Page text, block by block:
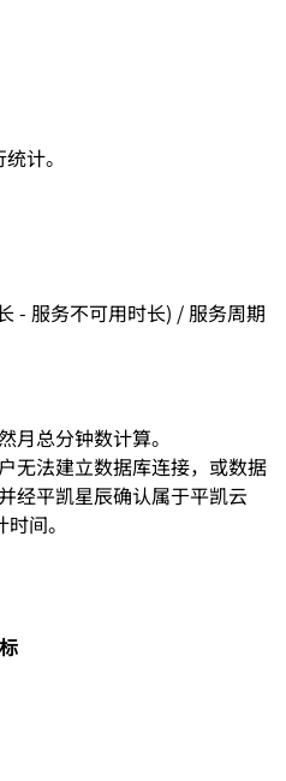
计。
- 服务不可用时长) / 服务周期
月总分钟数计算。
无法建立数据库连接，或数据
经平凯星辰确认属于平凯云
间。